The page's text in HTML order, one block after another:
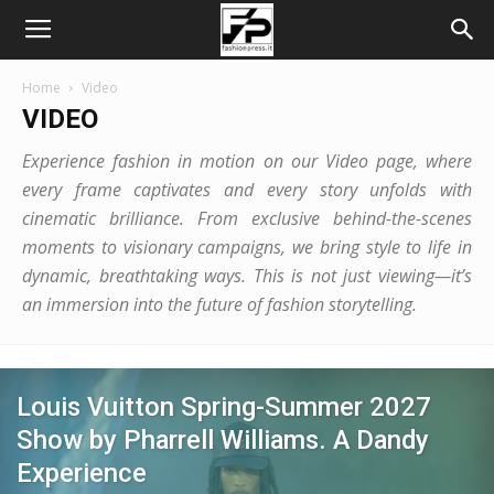
Home Video
VIDEO
Experience fashion in motion on our Video page, where
every frame captivates and every story unfolds with
cinematic brilliance. From exclusive behind-the-scenes
moments to visionary campaigns, we bring style to life in
dynamic, breathtaking ways. This is not just viewing—it’s
an immersion into the future of fashion storytelling.
Louis Vuitton Spring-Summer 2027
Show by Pharrell Williams. A Dandy
Experience